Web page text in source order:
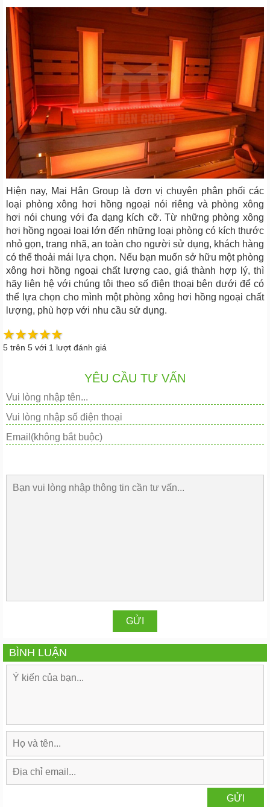
Hiện nay, Mai Hân Group là đơn vị chuyên phân phối các
loại phòng xông hơi hồng ngoại nói riêng và phòng xông
hơi nói chung với đa dạng kích cỡ. Từ những phòng xông
hơi hồng ngoại loại lớn đến những loại phòng có kích thước
nhỏ gọn, trang nhã, an toàn cho người sử dụng, khách hàng
có thể thoải mái lựa chọn. Nếu bạn muốn sở hữu một phòng
xông hơi hồng ngoại chất lượng cao, giá thành hợp lý, thì
hãy liên hệ với chúng tôi theo số điện thoại bên dưới để có
thể lựa chọn cho mình một phòng xông hơi hồng ngoại chất
lượng, phù hợp với nhu cầu sử dụng.
5 trên 5 với 1 lượt đánh giá
YÊU CẦU TƯ VẤN
BÌNH LUẬN